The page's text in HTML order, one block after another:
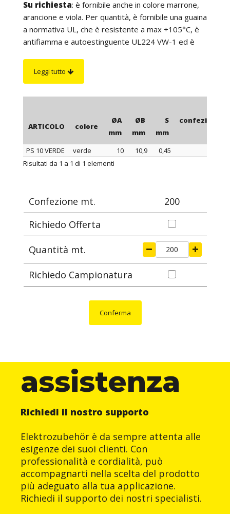
Su richiesta: è fornibile anche in colore marrone,
arancione e viola. Per quantità, è fornibile una guaina
a normativa UL, che è resistente a max +105°C, è
antifiamma e autoestinguente UL224 VW-1 ed è
quantità è possibile realizzare guaine con spessore
parete maggiorato ed è possibile fornire ogni
Leggi tutto
ARTICOLO colore
ØA
mm
ØB
mm
S
mm
confezione
ARTICOLO colore
ØA
PS 10 VERDE verde 10 10,9 0,45
Risultati da 1 a 1 di 1 elementi
Confezione mt.
200
Richiedo Offerta
Quantità mt.
Richiedo Campionatura
Conferma
assistenza
Richiedi il nostro supporto
Elektrozubehör è da sempre attenta alle
esigenze dei suoi clienti. Con
professionalità e cordialità, può
accompagnarti nella scelta del prodotto
più adeguato alla tua applicazione.
Richiedi il supporto dei nostri specialisti.